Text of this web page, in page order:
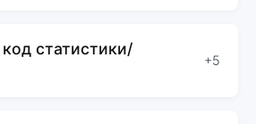
статистики/
+5